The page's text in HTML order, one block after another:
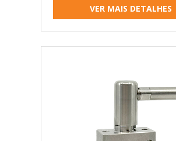
VER MAIS DETALHES